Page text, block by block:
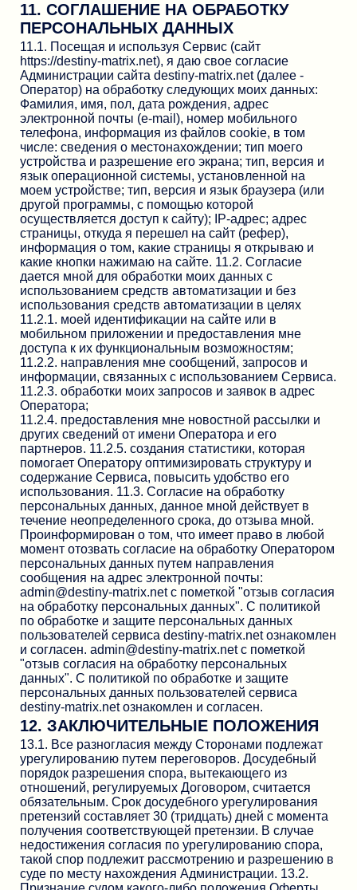
11. СОГЛАШЕНИЕ НА ОБРАБОТКУ
ПЕРСОНАЛЬНЫХ ДАННЫХ
11.1. Посещая и используя Сервис (сайт
https://destiny-matrix.net), я даю свое согласие
Администрации сайта destiny-matrix.net (далее -
Оператор) на обработку следующих моих данных:
Фамилия, имя, пол, дата рождения, адрес
электронной почты (e-mail), номер мобильного
телефона, информация из файлов cookie, в том
числе: сведения о местонахождении; тип моего
устройства и разрешение его экрана; тип, версия и
язык операционной системы, установленной на
моем устройстве; тип, версия и язык браузера (или
другой программы, с помощью которой
осуществляется доступ к сайту); IP-адрес; адрес
страницы, откуда я перешел на сайт (рефер),
информация о том, какие страницы я открываю и
какие кнопки нажимаю на сайте. 11.2. Согласие
дается мной для обработки моих данных с
использованием средств автоматизации и без
использования средств автоматизации в целях
11.2.1. моей идентификации на сайте или в
мобильном приложении и предоставления мне
доступа к их функциональным возможностям;
11.2.2. направления мне сообщений, запросов и
информации, связанных с использованием Сервиса.
11.2.3. обработки моих запросов и заявок в адрес
Оператора;
11.2.4. предоставления мне новостной рассылки и
других сведений от имени Оператора и его
партнеров. 11.2.5. создания статистики, которая
помогает Оператору оптимизировать структуру и
содержание Сервиса, повысить удобство его
использования. 11.3. Согласие на обработку
персональных данных, данное мной действует в
течение неопределенного срока, до отзыва мной.
Проинформирован о том, что имеет право в любой
момент отозвать согласие на обработку Оператором
персональных данных путем направления
сообщения на адрес электронной почты:
admin@destiny-matrix.net с пометкой "отзыв согласия
на обработку персональных данных". С политикой
по обработке и защите персональных данных
пользователей сервиса destiny-matrix.net ознакомлен
и согласен. admin@destiny-matrix.netс пометкой
"отзыв согласия на обработку персональных
данных". С политикой по обработке и защите
персональных данных пользователей сервиса
destiny-matrix.net ознакомлен и согласен.
12. ЗАКЛЮЧИТЕЛЬНЫЕ ПОЛОЖЕНИЯ
13.1. Все разногласия между Сторонами подлежат
урегулированию путем переговоров. Досудебный
порядок разрешения спора, вытекающего из
отношений, регулируемых Договором, считается
обязательным. Срок досудебного урегулирования
претензий составляет 30 (тридцать) дней с момента
получения соответствующей претензии. В случае
недостижения согласия по урегулированию спора,
такой спор подлежит рассмотрению и разрешению в
суде по месту нахождения Администрации. 13.2.